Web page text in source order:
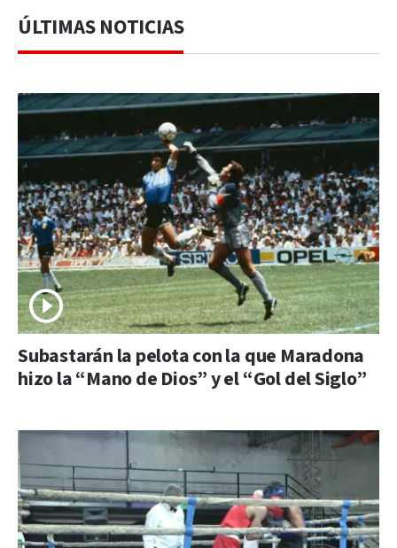
ÚLTIMAS NOTICIAS
Subastarán la pelota con la que Maradona
hizo la “Mano de Dios” y el “Gol del Siglo”